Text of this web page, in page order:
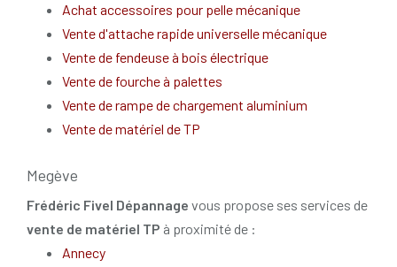
Achat accessoires pour pelle mécanique
Vente d'attache rapide universelle mécanique
Vente de fendeuse à bois électrique
Vente de fourche à palettes
Vente de rampe de chargement aluminium
Vente de matériel de TP
Megève
Frédéric Fivel Dépannage vous propose ses services de
vente de matériel TP à proximité de :
Annecy